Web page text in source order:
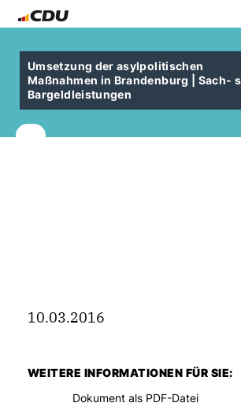
Umsetzung der asylpolitischen
Maßnahmen in Brandenburg | Sach-
Bargeldleistungen
10.03.2016
WEITERE INFORMATIONEN FÜR SIE:
Dokument als PDF-Datei